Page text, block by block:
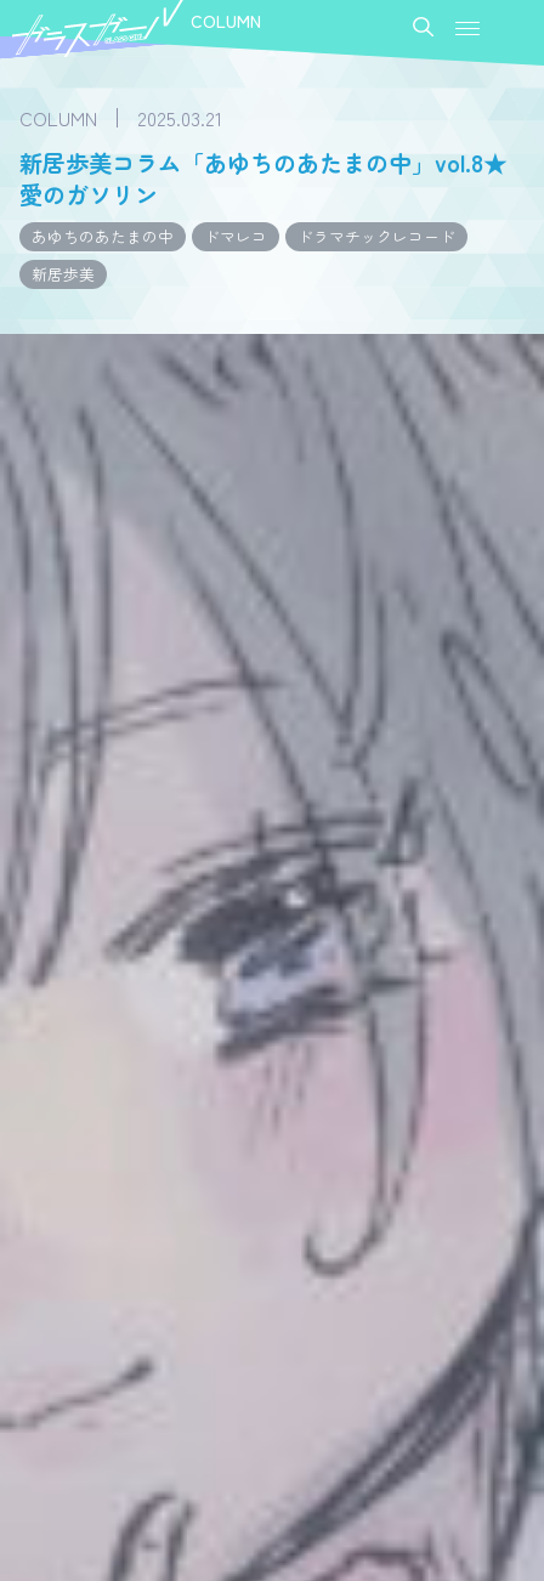
COLUMN
COLUMN 2025.03.21
新居歩美コラム「あゆちのあたまの中」vol.8★
愛のガソリン
あゆちのあたまの中 ドマレコ
ドラマチックレコード
新居歩美